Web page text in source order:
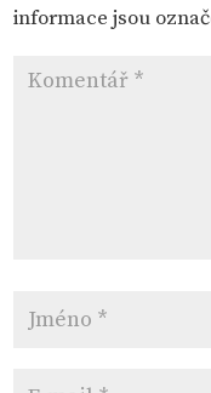
informace jsou